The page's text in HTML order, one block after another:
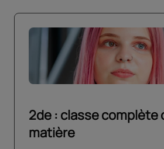
2de : classe complète
matière